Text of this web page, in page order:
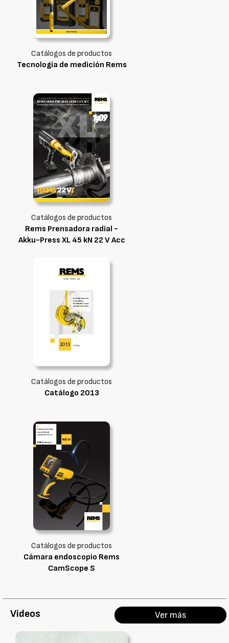
Catálogos de productos
Tecnología de medición Rems
Catálogos de productos
Rems Prensadora radial -
Akku-Press XL 45 kN 22 V Acc
Catálogos de productos
Catálogo 2013
Catálogos de productos
Cámara endoscopio Rems
CamScope S
Vídeos Ver más